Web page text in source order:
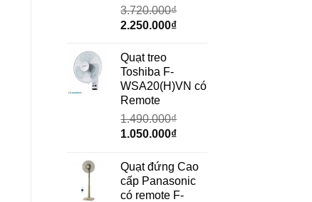
3.720.000₫
Giá
là:
3.720.000₫.
2.250.000₫Giá
2.250.000₫.
Quạt treo
Toshiba F-
WSA20(H)VN có
Remote
1.490.000₫
Giá
là:
1.490.000₫.
1.050.000₫Giá
tại
là:
1.050.000₫.
Quạt đứng Cao
cấp Panasonic
có remote F-